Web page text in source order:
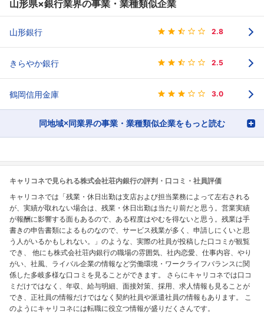
山形県×銀行業界の事業・業種類似企業
山形銀行 2.8
きらやか銀行 2.5
鶴岡信用金庫 3.0
同地域×同業界の事業・業種類似企業をもっと読む
キャリコネで見られる株式会社荘内銀行の評判・口コミ・社員評価
キャリコネでは「残業・休日出勤は支店および担当業務によって左右される
が、実績が取れない場合は、残業・休日出勤は当たり前だと思う。営業実績
が報酬に影響する面もあるので、ある程度はやむを得ないと思う。残業は手
書きの申告書類によるものなので、サービス残業が多く、申請しにくいと思
う人がいるかもしれない。」のような、実際の社員が投稿した口コミが観覧
でき、 他にも株式会社荘内銀行の職場の雰囲気、社内恋愛、仕事内容、やり
がい、社風、ライバル企業の情報など労働環境・ワークライフバランスに関
係した多岐多様な口コミを見ることができます。 さらにキャリコネでは口コ
ミだけではなく、年収、給与明細、面接対策、採用、求人情報も見ることが
でき、正社員の情報だけではなく契約社員や派遣社員の情報もあります。 こ
のようにキャリコネには転職に役立つ情報が盛りだくさんです。